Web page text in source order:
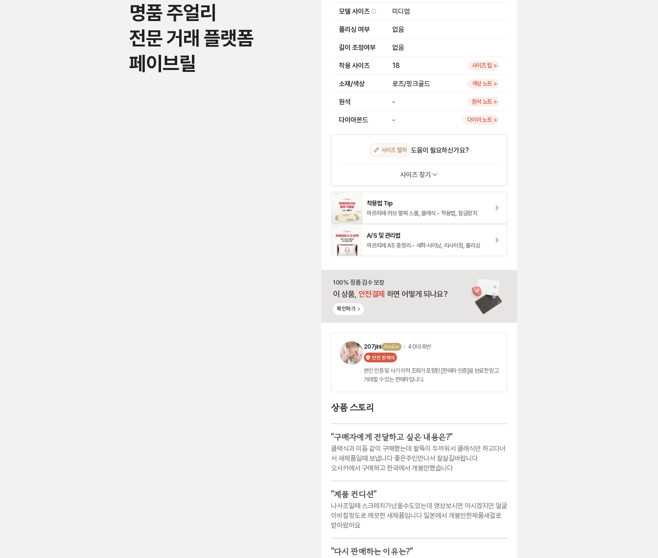
명품 주얼리
전문 거래 플랫폼
페이브릴
모델 사이즈 미디엄
폴리싱 여부 없음
길이 조정여부 없음
착용 사이즈 18 사이즈 팁 >
소재/색상 로즈/핑크골드 색상 노트 >
원석 - 원석 노트 >
다이아몬드 - 다이아 노트 >
📏 사이즈 헬퍼 도움이 필요하신가요?
사이즈 찾기
착용법 Tip
까르띠에 러브 팔찌 스몰, 클래식 - 착용법, 잠금장치
A/S 및 관리법
까르띠에 AS 총정리 - 세척·샤이닝, 리사이징, 폴리싱
100% 정품 검수 보장
이 상품, 안전결제 하면 어떻게 되나요?
확인하기
207jini Rookie ・ 40대 후반
안전 판매자
본인 인증 및 사기 이력 조회가 포함된 [판매자 인증]을 완료한 믿고
거래할 수 있는 판매자입니다.
상품 스토리
"구매자에게 전달하고 싶은 내용은?"
클랙식과 미듐 같이 구매했는데 팔뚝이 두꺼워서 클래식만 하고다녀
서 새제품일때 보냅니다 좋은주인만나서 잘살길바랍니다
오사카에서 구매하고 한국에서 개봉만했습니다
"제품 컨디션"
나사조일때 스크레치가났을수도있는데 영상보시면 아시겠지만 얼굴
이비칠정도로 깨끗한 새제품입니다 일본에서 개봉안한제품새걸로
받아왔어요
"다시 판매하는 이유는?"